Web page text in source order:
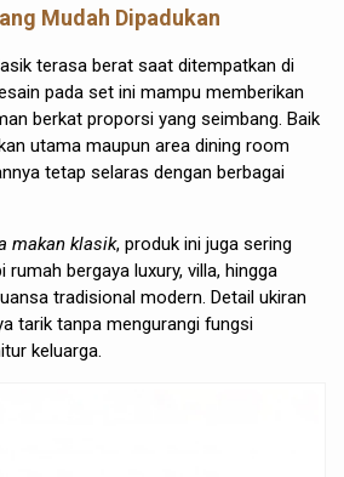
Mudah Dipadukan
terasa berat saat ditempatkan di
pada set ini mampu memberikan
berkat proporsi yang seimbang. Baik
utama maupun area dining room
tetap selaras dengan berbagai
makan klasik, produk ini juga sering
rumah bergaya luxury, villa, hingga
tradisional modern. Detail ukiran
tarik tanpa mengurangi fungsi
keluarga.